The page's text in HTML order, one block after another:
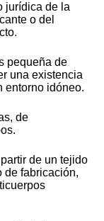
jurídica de la
o del
pequeña de
una existencia
entorno idóneo.
de
de un tejido
de fabricación,